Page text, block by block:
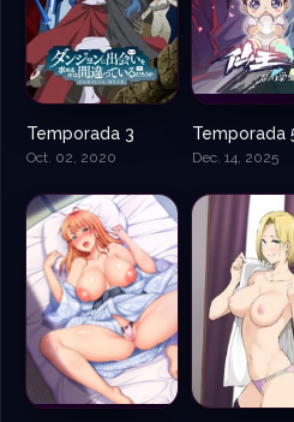
Temporada 3
Oct. 02, 2020
Temporada
Dec. 14, 2025